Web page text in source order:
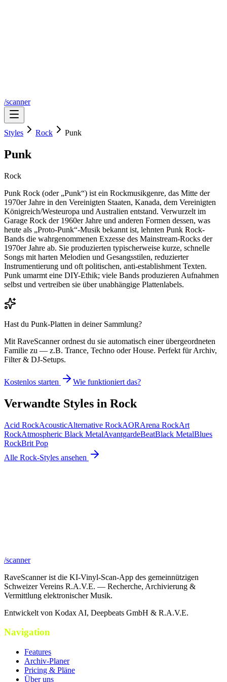
/scanner
Styles Rock Punk
Punk
Rock
Punk Rock (oder „Punk“) ist ein Rockmusikgenre, das Mitte der
1970er Jahre in den Vereinigten Staaten, Kanada, dem Vereinigten
Königreich/Westeuropa und Australien entstand. Verwurzelt im
Garage Rock der 1960er Jahre und anderen Formen dessen, was
heute als „Proto-Punk“-Musik bekannt ist, lehnten Punk Rock-
Bands die wahrgenommenen Exzesse des Mainstream-Rocks der
1970er Jahre ab. Sie produzierten typischerweise kurze, schnelle
Songs mit harten Melodien und Gesangsstilen, reduzierter
Instrumentierung und oft politischen, anti-establishment Texten.
Punk umarmt eine DIY-Ethik; viele Bands produzieren Aufnahmen
selbst und vertreiben sie über unabhängige Plattenlabels.
Hast du Punk-Platten in deiner Sammlung?
Mit RaveScanner ordnest du sie automatisch einer übergeordneten
Familie zu — z.B. Trance, Techno oder House. Perfekt für Archiv,
Filter & DJ-Setups.
Kostenlos starten Wie funktioniert das?
Verwandte Styles in Rock
Acid RockAcousticAlternative RockAORArena RockArt
RockAtmospheric Black MetalAvantgardeBeatBlack MetalBlues
RockBrit Pop
Alle Rock-Styles ansehen
/scanner
RaveScanner ist die KI-Vinyl-Scan-App des gemeinnützigen
Schweizer Vereins R.A.V.E. — Recherche, Archivierung &
Vermittlung elektronischer Musik.
Entwickelt von Kodax AI, Deepbeats GmbH & R.A.V.E.
Navigation
Features
Archiv-Planer
Pricing & Pläne
Über uns